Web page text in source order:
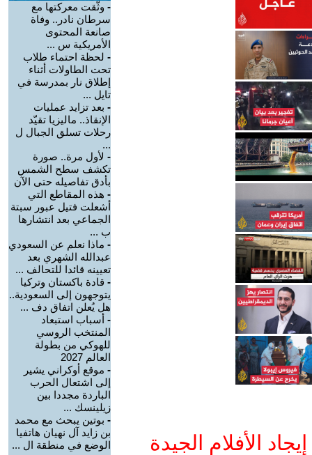
الأفلام الجيدة
- وثّقت معركتها مع
سرطان نادر.. وفاة
صانعة المحتوى
الأمريكية س ...
- لحظة احتماء طلاب
تحت الطاولات أثناء
إطلاق نار بمدرسة في
تايل ...
- بعد تزايد عمليات
الإنقاذ.. ماليزيا تقيّد
رحلات تسلق الجبال ل
...
- لأول مرة.. صورة
تكشف سطح الشمس
بأدق تفاصيله حتى الآن
- هذه المقاطع التي
أشعلت فتيل عبور سبتة
الجماعي بعد انتشارها
ب ...
- ماذا نعلم عن السعودي
عبدالله الشهري بعد
تعيينه قائدا للتحالف ...
- قادة باكستان وتركيا
يتوجهون إلى السعودية..
هل يُعلن اتفاق دف ...
- أسباب استبعاد
المنتخب الروسي
للهوكي من بطولة
العالم 2027
- موقع أوكراني يشير
إلى اشتعال الحرب
الباردة مجددا بين
زيلينسك ...
- بوتين يبحث مع محمد
بن زايد آل نهيان هاتفيا
الوضع في منطقة ال ...